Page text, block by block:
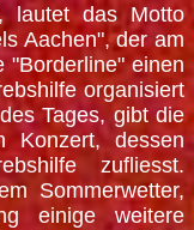
lautet das Motto
Aachen", der am
"Borderline" einen
organisiert
Tages, gibt die
Konzert, dessen
zufliesst.
Sommerwetter,
einige weitere